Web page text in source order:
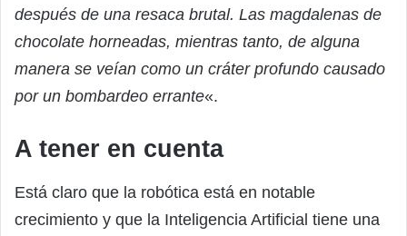
después de una resaca brutal. Las magdalenas de
chocolate horneadas, mientras tanto, de alguna
manera se veían como un cráter profundo causado
por un bombardeo errante«.
A tener en cuenta
Está claro que la robótica está en notable
crecimiento y que la Inteligencia Artificial tiene una